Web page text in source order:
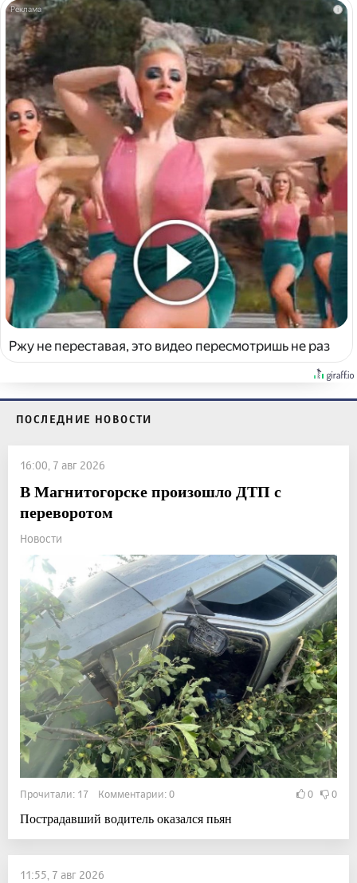
i
Ржу не переставая, это видео пересмотришь не раз
ПОСЛЕДНИЕ НОВОСТИ
16:00, 7 авг 2026
В Магнитогорске произошло ДТП с
переворотом
Новости
Прочитали: 17 Комментарии: 0 0 0
Пострадавший водитель оказался пьян
11:55, 7 авг 2026